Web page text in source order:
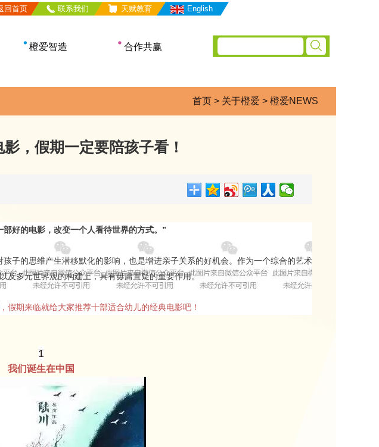
回首页 联系我们 天赋教育 English
橙爱智造 合作共赢
智玩空间
橙塔·空气环境
服务支持
首页 > 关于橙爱 > 橙爱NEWS
，假期一定要陪孩子看！
部好的电影，改变一个人看待世界的方式。”
子的思维产生潜移默化的影响，也是增进亲子关系的好机会。作为一个综合的艺术
及多元世界观的构建上，具有毋庸置疑的重要作用。
假期来临就给大家推荐十部适合幼儿的经典电影吧！
1
我们诞生在中国